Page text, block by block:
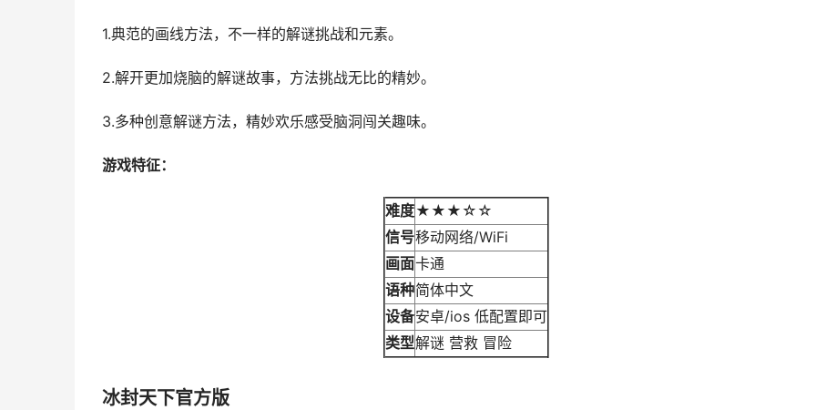
1.典范的画线方法，不一样的解谜挑战和元素。
2.解开更加烧脑的解谜故事，方法挑战无比的精妙。
3.多种创意解谜方法，精妙欢乐感受脑洞闯关趣味。
游戏特征：
难度★★★☆☆
信号移动网络/WiFi
画面卡通
语种简体中文
设备安卓/ios 低配置即可
类型解谜 营救 冒险
冰封天下官方版